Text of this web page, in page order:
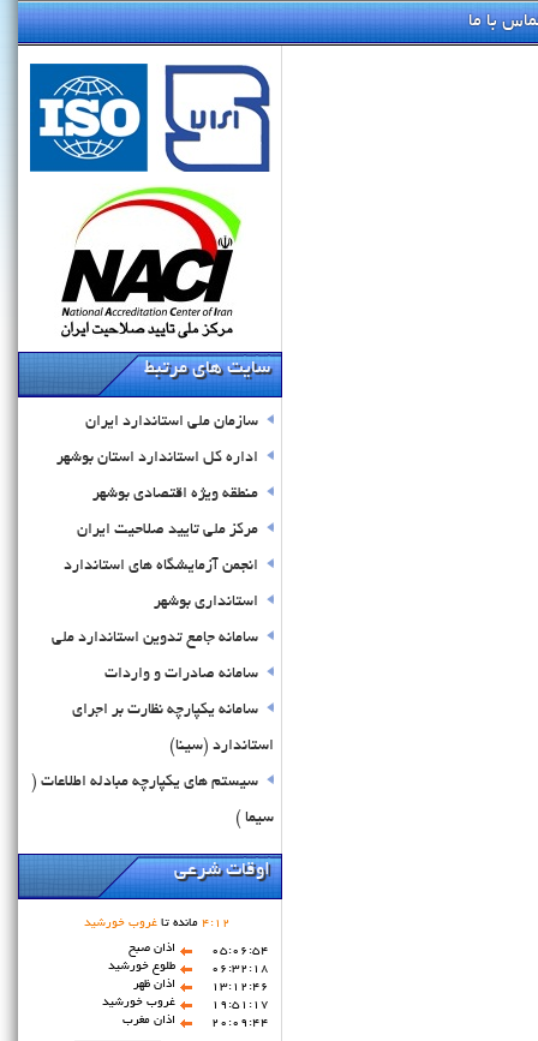
با ما
سایت های مرتبط
سازمان ملی استاندارد ایران
اداره کل استاندارد استان بوشهر
منطقه ویژه اقتصادی بوشهر
مرکز ملی تایید صلاحیت ایران
انجمن آزمایشگاه های استاندارد
استانداری بوشهر
سامانه جامع تدوین استاندارد ملی
سامانه صادرات و واردات
سامانه یکپارچه نظارت بر اجرای
استاندارد (سینا)
سيستم های يکپارچه مبادله اطلاعات (
سيما )
اوقات شرعی
4:12 مانده تا غروب خورشید
05:06:54
اذان صبح
06:32:18
طلوع خورشید
13:12:46
اذان ظهر
19:51:17
غروب خورشید
20:09:44
اذان مغرب